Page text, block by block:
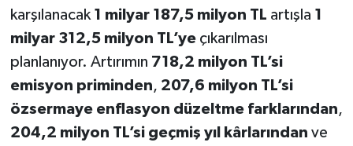
karşılanacak 1 milyar 187,5 milyon TL artışla 1
milyar 312,5 milyon TL’yeçıkarılması
planlanıyor. Artırımın 718,2 milyon TL’si
emisyon priminden, 207,6 milyon TL’si
özsermaye enflasyon düzeltme farklarından,
204,2 milyon TL’si geçmiş yıl kârlarından ve